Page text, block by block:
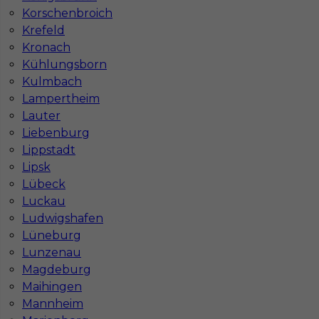
Korschenbroich
Krefeld
Kronach
Kühlungsborn
Kulmbach
Lampertheim
Lauter
Liebenburg
Lippstadt
Lipsk
Lübeck
Luckau
Ludwigshafen
Lüneburg
Lunzenau
Magdeburg
Maihingen
Mannheim
Praca Augsburg
Praca Hamburg
Praca Berlin
Praca Hannover
Praca Dortmund
Praca Magdeburg